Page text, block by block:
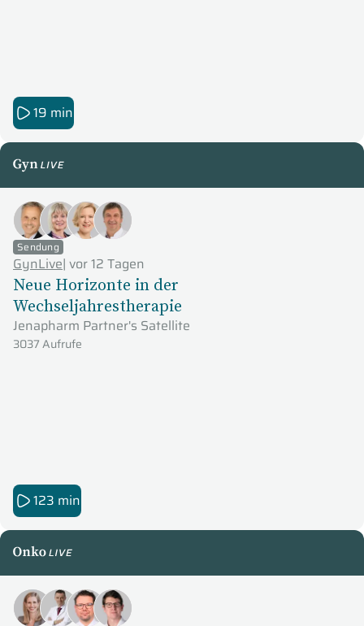
19 min
GynLive
Sendung
GynLive| vor 12 Tagen
Neue Horizonte in der
Wechseljahrestherapie
Jenapharm Partner's Satellite
3037 Aufrufe
123 min
OnkoLive